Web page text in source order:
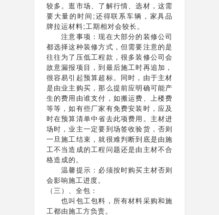
较多。逛市场、了解行情、选材，这需
要大量的时间;还得联系车辆，家具品
牌拉运材料;工期相对会较长。
注意事项：现在大部分的装修公司
都选择这种装修方式，但需要注意的是
往往为了压低工程款，很多装修公司会
故意漏报项目，到最后施工时再追加，
很容易引起预算超标。同时，由于主材
是由业主购买，那么提前应明确可能产
生的费用由谁支付，如搬运费、上楼费
等等，如有些厂家有免费安装时，应及
时在预算清单中省去此项费用。主材进
场时，业主一定要到场签收验货，否则
一旦施工结束，就很难判断到底是由施
工不当造成的工程问题还是由主材不合
格造成的。
温馨提示：必须按时购买主材否则
会影响施工进度。
（三）、全包：
也叫包工包料，所有材料采购和施
工都由施工方负责。